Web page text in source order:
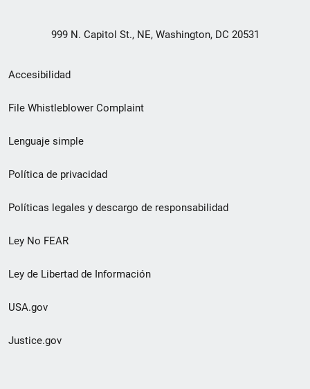
999 N. Capitol St., NE, Washington, DC 20531
Menú
de
de
pie
de
página
Accesibilidad
File Whistleblower Complaint
Lenguaje simple
Política de privacidad
Políticas legales y descargo de responsabilidad
Ley No FEAR
Ley de Libertad de Información
USA.gov
Justice.gov